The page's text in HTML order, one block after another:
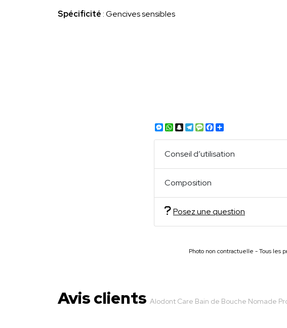
Spécificité : Gencives sensibles
Messenger
WhatsApp
Snapchat
Telegram
Message
Facebook
Conseil d’utilisation
Composition
Posez une question
Photo non contractuelle - Tous les
Avis clients Alodont Care Bain de Bouche Nomade